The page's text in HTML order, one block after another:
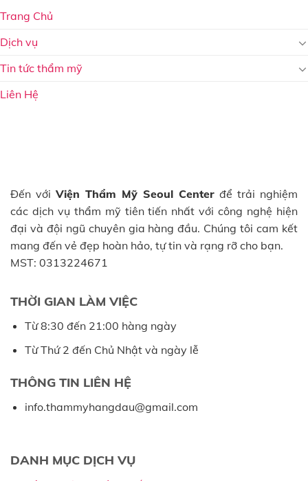
Trang Chủ
Dịch vụ
Tin tức thẩm mỹ
Liên Hệ
Đến với Viện Thẩm Mỹ Seoul Center để trải nghiệm
các dịch vụ thẩm mỹ tiên tiến nhất với công nghệ hiện
đại và đội ngũ chuyên gia hàng đầu. Chúng tôi cam kết
mang đến vẻ đẹp hoàn hảo, tự tin và rạng rỡ cho bạn.
MST: 0313224671
THỜI GIAN LÀM VIỆC
Từ 8:30 đến 21:00 hàng ngày
Từ Thứ 2 đến Chủ Nhật và ngày lễ
THÔNG TIN LIÊN HỆ
info.thammyhangdau@gmail.com
DANH MỤC DỊCH VỤ